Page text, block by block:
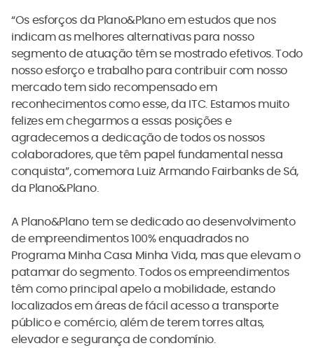
“Os esforços da Plano&Plano em estudos que nos
indicam as melhores alternativas para nosso
segmento de atuação têm se mostrado efetivos. Todo
nosso esforço e trabalho para contribuir com nosso
mercado tem sido recompensado em
reconhecimentos como esse, da ITC. Estamos muito
felizes em chegarmos a essas posições e
agradecemos a dedicação de todos os nossos
colaboradores, que têm papel fundamental nessa
conquista”, comemora Luiz Armando Fairbanks de Sá,
da Plano&Plano.
A Plano&Plano tem se dedicado ao desenvolvimento
de empreendimentos 100% enquadrados no
Programa Minha Casa Minha Vida, mas que elevam o
patamar do segmento. Todos os empreendimentos
têm como principal apelo a mobilidade, estando
localizados em áreas de fácil acesso a transporte
público e comércio, além de terem torres altas,
elevador e segurança de condomínio.